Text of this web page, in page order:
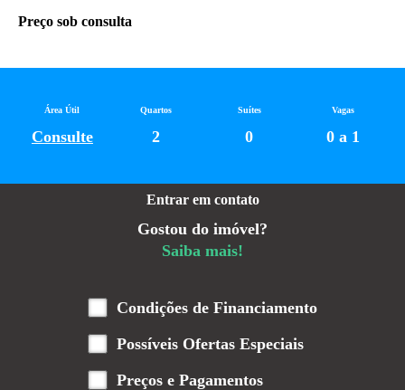
Entrar em contato
Gostou do imóvel?
Saiba mais!
Condições de Financiamento
Possíveis Ofertas Especiais
Preços e Pagamentos
Área Útil
Consulte
Quartos
2
Suítes
0
Vagas
0 a 1
Preço sob consulta